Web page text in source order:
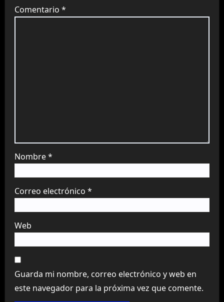
Comentario *
Nombre*
Correo electrónico *
Web
Guarda mi nombre, correo electrónico y web en
este navegador para la próxima vez que comente.